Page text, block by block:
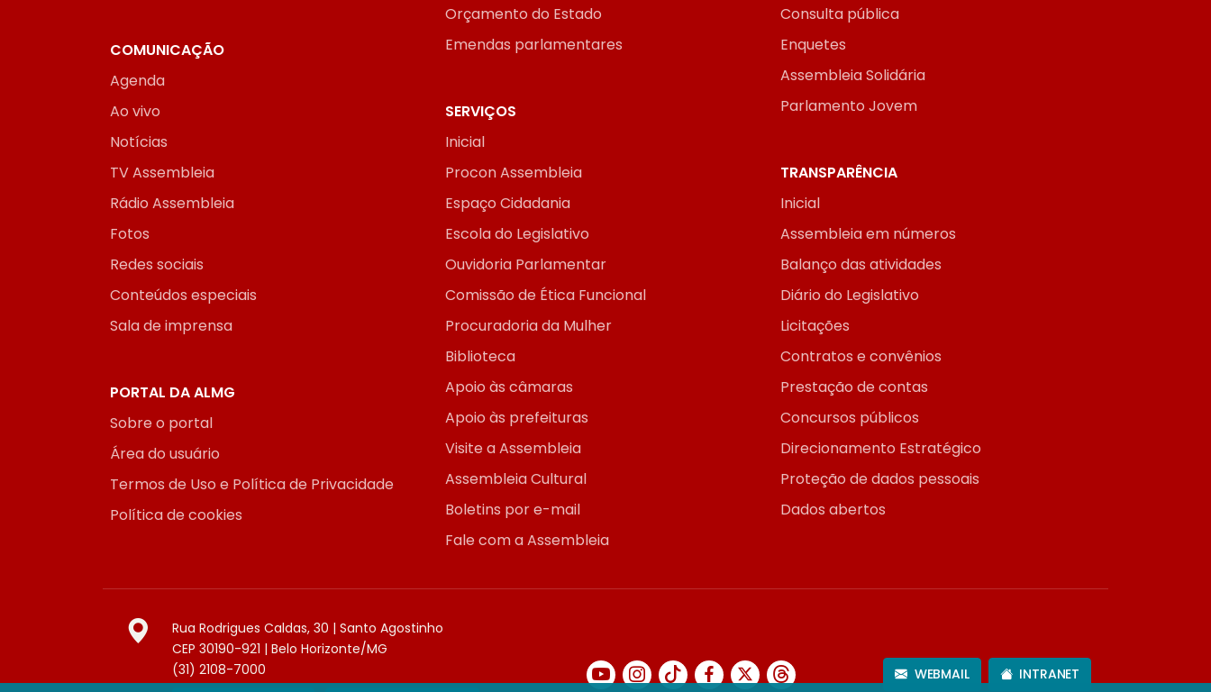
Orçamento do Estado
Emendas parlamentares
Consulta pública
Enquetes
Assembleia Solidária
Parlamento Jovem
COMUNICAÇÃO
Agenda
Ao vivo
Notícias
TV Assembleia
Rádio Assembleia
Fotos
Redes sociais
Conteúdos especiais
Sala de imprensa
SERVIÇOS
Inicial
Procon Assembleia
Espaço Cidadania
Escola do Legislativo
Ouvidoria Parlamentar
Comissão de Ética Funcional
Procuradoria da Mulher
Biblioteca
Apoio às câmaras
Apoio às prefeituras
Visite a Assembleia
Assembleia Cultural
Boletins por e-mail
Fale com a Assembleia
TRANSPARÊNCIA
Inicial
Assembleia em números
Balanço das atividades
Diário do Legislativo
Licitações
Contratos e convênios
Prestação de contas
Concursos públicos
Direcionamento Estratégico
Proteção de dados pessoais
Dados abertos
PORTAL DA ALMG
Sobre o portal
Área do usuário
Termos de Uso e Política de Privacidade
Política de cookies
Rua Rodrigues Caldas, 30 | Santo Agostinho
CEP 30190-921 | Belo Horizonte/MG
(31) 2108-7000
WEBMAIL INTRANET